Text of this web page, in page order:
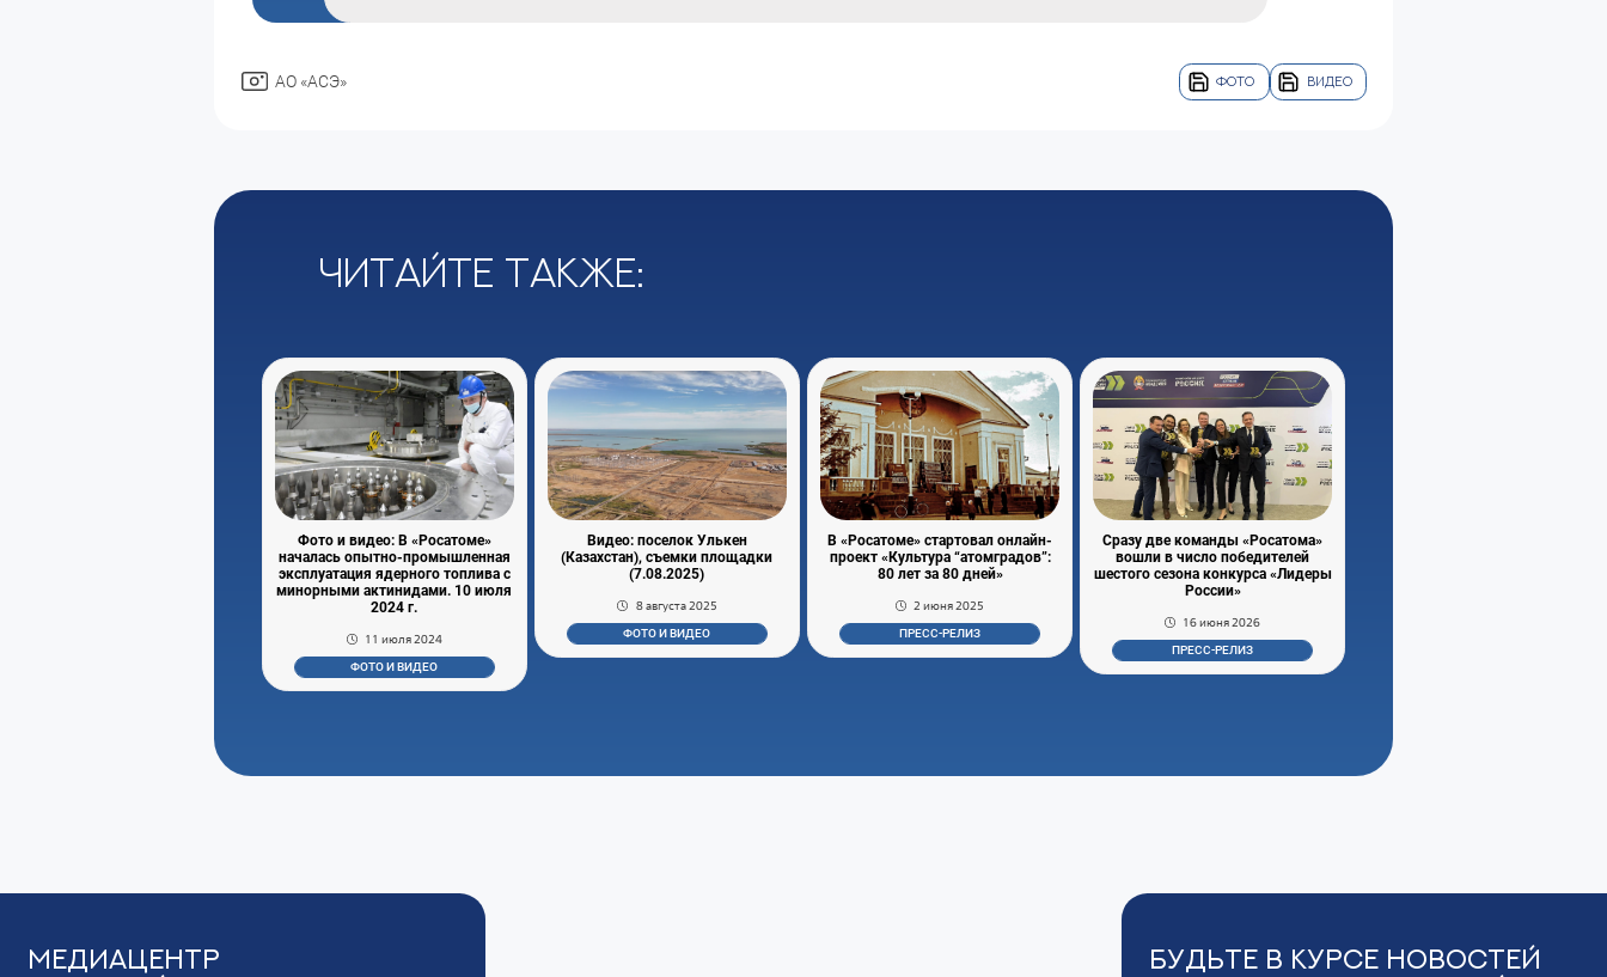
АО «АСЭ» ФОТО ВИДЕО
Читайте также:
Фото и видео: В «Росатоме»
началась опытно-промышленная
эксплуатация ядерного топлива с
минорными актинидами. 10 июля
2024 г.
11 июля 2024
ФОТО И ВИДЕО
Видео: поселок Улькен
(Казахстан), съемки площадки
(7.08.2025)
8 августа 2025
ФОТО И ВИДЕО
В «Росатоме» стартовал онлайн-
проект «Культура “атомградов”:
80 лет за 80 дней»
2 июня 2025
ПРЕСС-РЕЛИЗ
Сразу две команды «Росатома»
вошли в число победителей
шестого сезона конкурса «Лидеры
России»
16 июня 2026
ПРЕСС-РЕЛИЗ
Медиацентр
Будьте в курсе новостей